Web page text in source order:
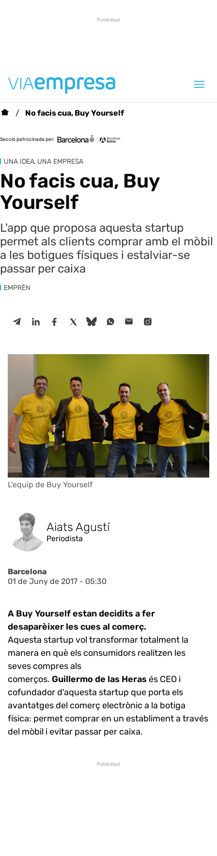
No facis cua, Buy Yourself
Secció patrocinada per:
UNA IDEA, UNA EMPRESA
No facis cua, Buy
Yourself
L'app que proposa aquesta startup
permet als clients comprar amb el mòbil
a les botigues físiques i estalviar-se
passar per caixa
EMPRÈN
L'equip de Buy Yourself
Aiats Agustí
Periodista
Barcelona
01 de Juny de 2017 - 05:30
A Buy Yourself estan decidits a fer
desaparèixer les cues al comerç.
Aquesta startup vol transformar totalment la
manera en què els consumidors realitzen les
seves compres als
comerços. Guillermo de las Herasés CEO i
cofundador d'aquesta startup que porta els
avantatges del comerç electrònic a la botiga
física: permet comprar en un establiment a través
del mòbil i evitar passar per caixa.